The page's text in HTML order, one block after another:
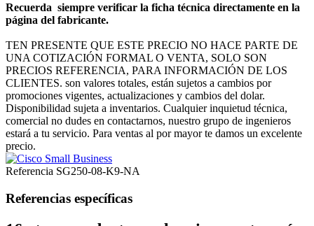
Recuerda siempre verificar la ficha técnica directamente en la
página del fabricante.
TEN PRESENTE QUE ESTE PRECIO NO HACE PARTE DE
UNA COTIZACIÓN FORMAL O VENTA, SOLO SON
PRECIOS REFERENCIA, PARA INFORMACIÓN DE LOS
CLIENTES. son valores totales, están sujetos a cambios por
promociones vigentes, actualizaciones y cambios del dolar.
Disponibilidad sujeta a inventarios. Cualquier inquietud técnica,
comercial no dudes en contactarnos, nuestro grupo de ingenieros
estará a tu servicio. Para ventas al por mayor te damos un excelente
precio.
Referencia SG250-08-K9-NA
Referencias específicas